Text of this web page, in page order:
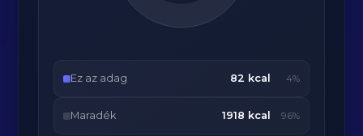
Ez az adag 82 kcal 4%
Maradék 1918 kcal 96%